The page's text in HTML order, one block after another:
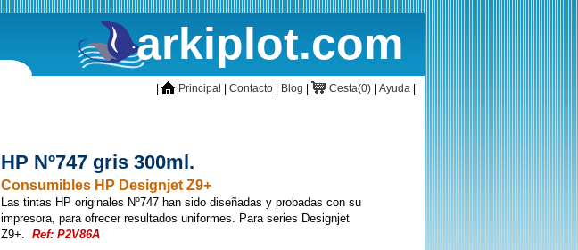
arkiplot.com
inicioPrincipal Contacto Blog CestaCesta(0) Ayuda
HP Nº747 gris 300ml.
Consumibles HP Designjet Z9+
Las tintas HP originales Nº747 han sido diseñadas y probadas con su
impresora, para ofrecer resultados uniformes. Para series Designjet
Z9+. Ref: P2V86A